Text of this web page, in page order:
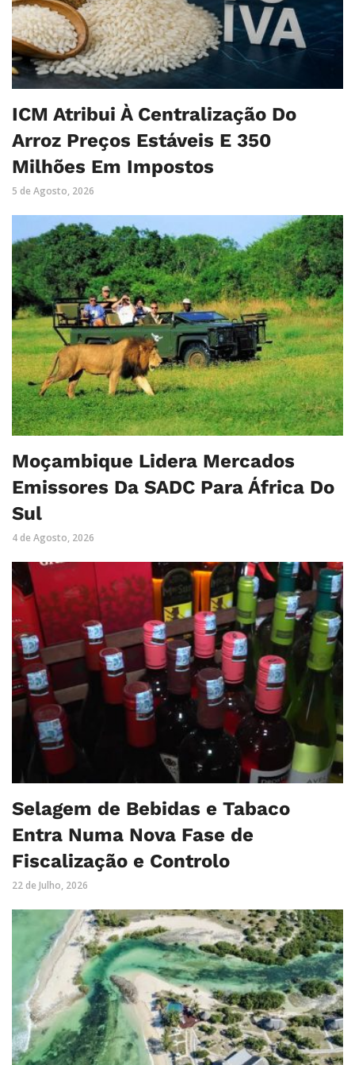
ICM Atribui À Centralização Do
Arroz Preços Estáveis E 350
Milhões Em Impostos
5 de Agosto, 2026
Moçambique Lidera Mercados
Emissores Da SADC Para África Do
Sul
4 de Agosto, 2026
Selagem de Bebidas e Tabaco
Entra Numa Nova Fase de
Fiscalização e Controlo
22 de Julho, 2026